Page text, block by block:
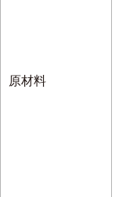
原材料